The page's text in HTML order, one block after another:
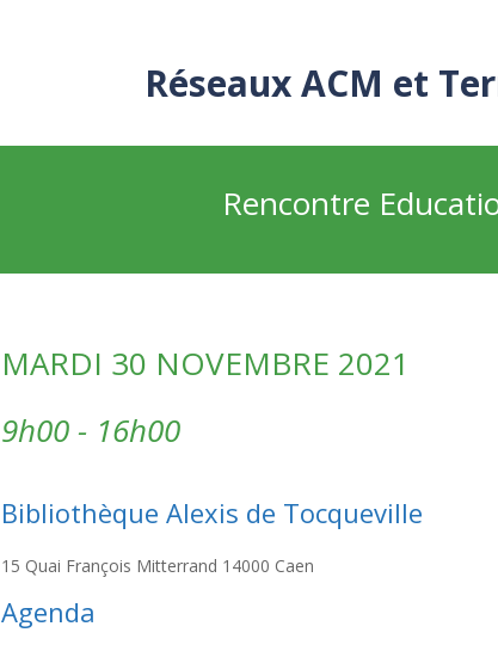
Réseaux ACM et
Rencontre
MARDI 30 NOVEMBRE 2021
9h00 - 16h00
Bibliothèque Alexis de Tocqueville
15 Quai François Mitterrand 14000 Caen
Agenda